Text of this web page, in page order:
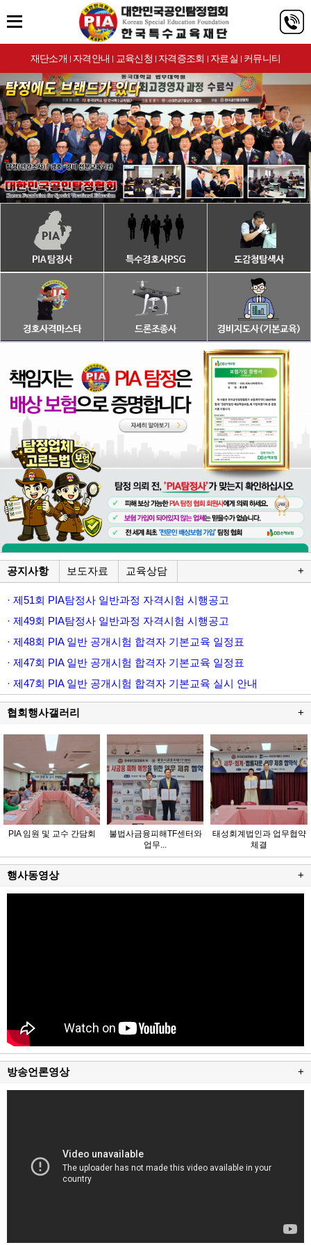
재단소개 | 자격안내 | 교육신청 | 자격증조회 | 자료실 | 커뮤니티
공지사항 보도자료 교육상담 +
· 제51회 PIA탐정사 일반과정 자격시험 시행공고
· 제49회 PIA탐정사 일반과정 자격시험 시행공고
· 제48회 PIA 일반 공개시험 합격자 기본교육 일정표
· 제47회 PIA 일반 공개시험 합격자 기본교육 일정표
· 제47회 PIA 일반 공개시험 합격자 기본교육 실시 안내
협회행사갤러리 +
PIA 임원 및 교수 간담회
불법사금융피해TF센터와
업무...
태성회계법인과 업무협약
체결
행사동영상 +
방송언론영상 +